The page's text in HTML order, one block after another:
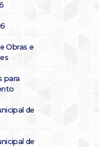
Obras e
para
de
de